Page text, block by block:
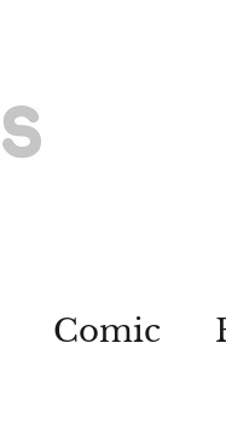
Comic